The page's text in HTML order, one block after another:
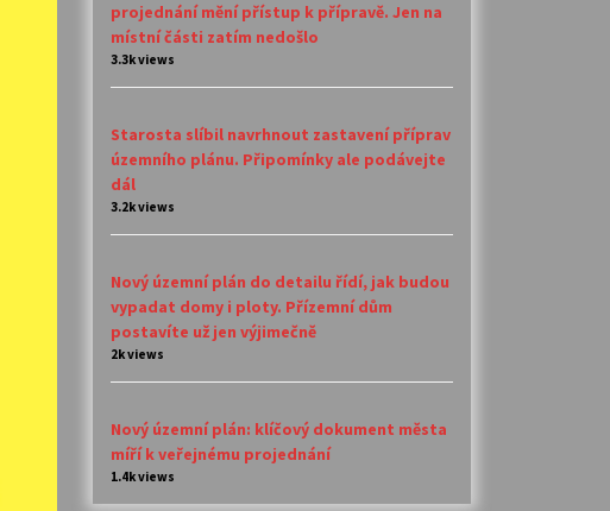
projednání mění přístup k přípravě. Jen na
místní části zatím nedošlo
3.3k views
Starosta slíbil navrhnout zastavení příprav
územního plánu. Připomínky ale podávejte
dál
3.2k views
Nový územní plán do detailu řídí, jak budou
vypadat domy i ploty. Přízemní dům
postavíte už jen výjimečně
2k views
Nový územní plán: klíčový dokument města
míří k veřejnému projednání
1.4k views